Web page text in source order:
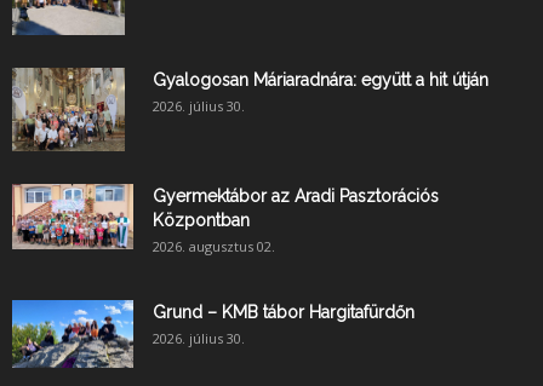
Gyalogosan Máriaradnára: együtt a hit útján
2026. július 30.
Gyermektábor az Aradi Pasztorációs
Központban
2026. augusztus 02.
Grund – KMB tábor Hargitafürdőn
2026. július 30.